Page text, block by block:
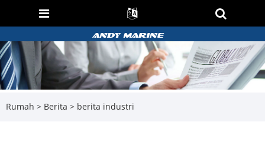
Rumah > Berita > berita industri